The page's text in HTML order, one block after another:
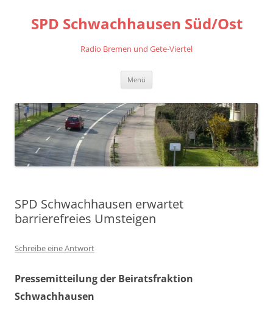
springen
SPD Schwachhausen Süd/Ost
Radio Bremen und Gete-Viertel
Menü
SPD Schwachhausen erwartet
barrierefreies Umsteigen
Schreibe eine Antwort
Pressemitteilung der Beiratsfraktion
Schwachhausen